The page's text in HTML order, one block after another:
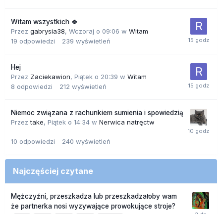
Witam wszystkich 🍀
Przez gabrysia38, Wczoraj o 09:06 w Witam
19 odpowiedzi 239 wyświetleń
Hej
Przez Zaciekawion, Piątek o 20:39 w Witam
8 odpowiedzi 212 wyświetleń
Niemoc związana z rachunkiem sumienia i spowiedzią
Przeztake, Piątek o 14:34 w Nerwica natręctw
10 odpowiedzi 240 wyświetleń
Najczęściej czytane
Mężczyźni, przeszkadza lub przeszkadzałoby wam
że partnerka nosi wyzywające prowokujące stroje?